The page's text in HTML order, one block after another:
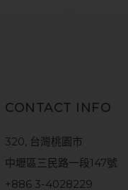
CONTACT INFO
320, 台灣桃園市
中壢區三民路一段147號
+886 3-4028229